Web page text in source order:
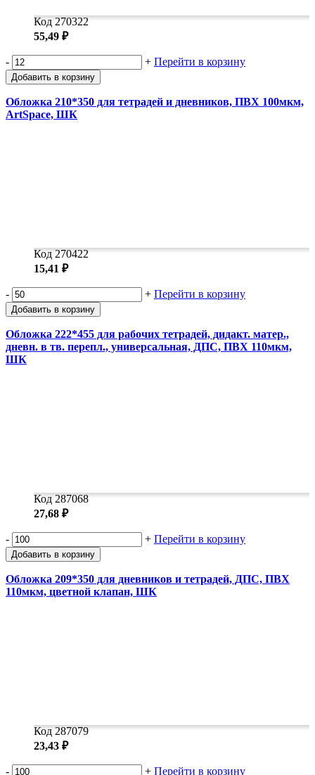
Код 270322
55,49 ₽
- + Перейти в корзину
Добавить в корзину
Обложка 210*350 для тетрадей и дневников, ПВХ 100мкм,
ArtSpace, ШК
Код 270422
15,41 ₽
- + Перейти в корзину
Добавить в корзину
Обложка 222*455 для рабочих тетрадей, дидакт. матер.,
дневн. в тв. перепл., универсальная, ДПС, ПВХ 110мкм,
ШК
Код 287068
27,68 ₽
- + Перейти в корзину
Добавить в корзину
Обложка 209*350 для дневников и тетрадей, ДПС, ПВХ
110мкм, цветной клапан, ШК
Код 287079
23,43 ₽
- + Перейти в корзину